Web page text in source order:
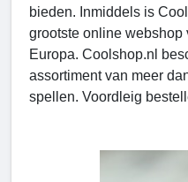
bieden. Inmiddels is
grootste online webshop
Europa. Coolshop.nl
assortiment van meer
spellen. Voordleig